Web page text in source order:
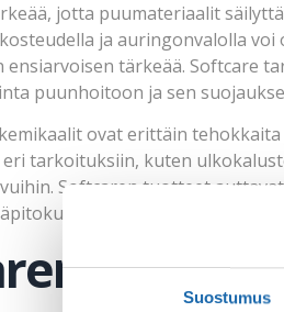
Suostumus
jotta puumateriaalit
ja auringonvalolla
ensiarvoisen tärkeää. Softcare
puunhoitoon ja sen
ovat erittäin
tarkoituksiin, kuten
Softcaren tuotteet